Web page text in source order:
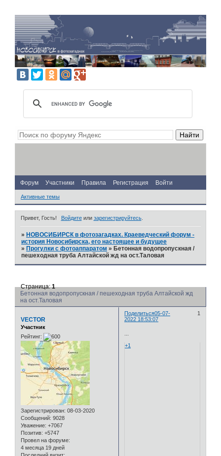
Форум Участники Правила Регистрация Войти
Активные темы
Привет, Гость! Войдитеили зарегистрируйтесь.
» НОВОСИБИРСК в фотозагадках. Краеведческий форум -
история Новосибирска, его настоящее и будущее
» Прогулки с фотоаппаратом » Бетонная водопропускная /
пешеходная труба Алтайской жд на ост.Таловая
Бетонная водопропускная / пешеходная труба Алтайской жд
на ост.Таловая
Страница:1
Поделиться 1
05-07-
2022 18:53:07
VECTOR
Участник
Рейтинг:
Зарегистрирован: 08-03-2020
Сообщений: 9028
Уважение: +7067
Позитив: +5747
Провел на форуме:
4 месяца 19 дней
+1